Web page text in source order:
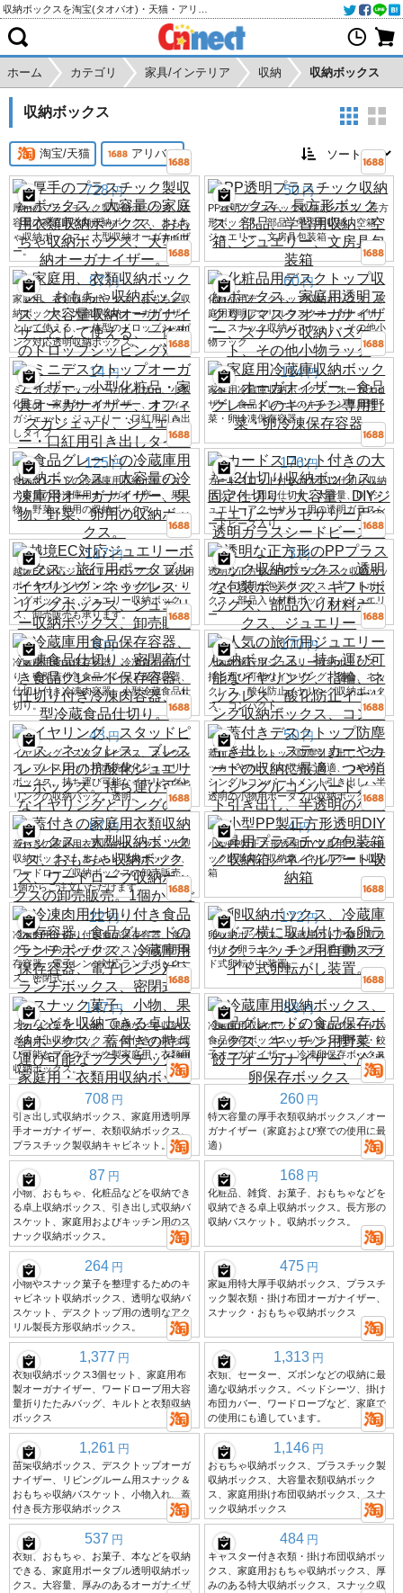
ホーム カテゴリ 家具/インテリア 収納 収納ボックス
収納ボックス
淘宝/天猫 アリババ
728 円
厚手のプラスチック製収納ボックス、大
容量の家庭用衣類収納ボックス、おもち
ゃ収納ボックス、大型収納オーガナイザ
ー。
50 円
PP透明プラスチック収納ボックス、長方
形ボックス、部品、学習用収納、空箱、
ジュエリー、文房具包装箱
87 円
家庭用、衣類収納ボックス、おもちゃ収
納ボックス、大容量収納オーガナイザー
として使える、一体型のドロップシッピ
ング対応透明収納ボックス。
60 円
化粧品用デスクトップ収納ボックス、家
庭用透明アクリルマスクオーガナイザ
ー、スナック収納バスケット、その他小
物ラック
14 円
ミニデスクトップオーガナイザー、小型
化粧品・家具オーガナイザー、オフィス
ガジェット、ジュエリー・口紅用引き出
しタイプ
114 円
家庭用冷蔵庫収納ボックス、オーガナイ
ザー、食品グレードのキッチン専用野
菜・卵冷凍保存容器
125 円
食品グレードの冷蔵庫用収納ボックス、
大容量の冷凍庫用オーガナイザー、果
物、野菜、卵用の収納ボックス。
176 円
カードスロット付きの大型12仕切り収納
ボックス。固定仕切り、大容量、DIYジ
ュエリーアクセサリー用の透明ガラスシ
ードビーズ入り。
117 円
越境EC対応ジュエリーボックス、旅行用
ポータブルイヤリング・ネックレス・リ
ングボックス、ジュエリー収納ボック
ス、卸売販売も承ります。
3 円
透明な正方形のPPプラスチック収納ボッ
クス、透明な包装ボックス、ギフトボッ
クス、部品入り材料ボックス、ジュエリ
ー
6 円
冷蔵庫用食品保存容器、冷凍食品仕切
り、密閉蓋付き食品グレード保存容器、
仕切り付き冷凍肉容器、小型冷蔵食品仕
切り。
170 円
人気の旅行用ジュエリー収納ボックス、
持ち運び可能なイヤリング、指輪、ネッ
クレス、酸化防止イヤリング収納ボック
ス、コンパクト。
43 円
イヤリング、スタッドピアス、ネックレ
ス、ブレスレット用の抗酸化ジュエリー
ボックス。持ち運び可能なイヤリングと
リングの収納バッグ。透明。
50 円
蓋付きデスクトップ防塵引き出し、ステ
ッカーやカードの収納に最適、つや消し
シングルコンパートメント引き出し、半
透明の小物用ポータブル収納ボックス
87 円
蓋付きの家庭用衣類収納ボックス、大型
収納ボックス、おもちゃ収納ボックス、
ワードローブ収納ボックスの卸売販売。
1個からご注文いただけます。
4 円
小型PP製正方形透明DIY文具用プラスチ
ック包装箱／収納箱／ネイルアート収納
箱
22 円
冷凍肉用仕切り付き食品保存容器、食品
グレードのランチボックス、冷蔵庫用保
存容器、電子レンジ対応ランチボック
ス、密閉式。
172 円
卵収納ボックス、冷蔵庫のドア横に取り
付ける卵ラック、キッチン用自動スライ
ド式卵転がし装置。
147 円
スナック菓子、小物、果物などを収納で
きる卓上収納ボックス。蓋付きの持ち運
び可能なプラスチック製家庭用・衣類用
収納ボックス。
88 円
冷蔵庫用収納ボックス、食品グレードの
食品保存ボックス、キッチン用野菜・餃
子オーガナイザー、冷凍卵保存ボックス
708 円
引き出し式収納ボックス、家庭用透明厚
手オーガナイザー、衣類収納ボックス、
プラスチック製収納キャビネット。
260 円
特大容量の厚手衣類収納ボックス／オー
ガナイザー（家庭および寮での使用に最
適）
87 円
小物、おもちゃ、化粧品などを収納でき
る卓上収納ボックス、引き出し式収納バ
スケット、家庭用およびキッチン用のス
ナック収納ボックス。
168 円
化粧品、雑貨、お菓子、おもちゃなどを
収納できる卓上収納ボックス。長方形の
収納バスケット。収納ボックス。
264 円
小物やスナック菓子を整理するためのキ
ャビネット収納ボックス、透明な収納バ
スケット、デスクトップ用の透明なアク
リル製長方形収納ボックス。
475 円
家庭用特大厚手収納ボックス、プラスチ
ック製衣類・掛け布団オーガナイザー、
スナック・おもちゃ収納ボックス
1,377 円
衣類収納ボックス3個セット、家庭用布
製オーガナイザー、ワードローブ用大容
量折りたたみバッグ、キルトと衣類収納
ボックス
1,313 円
衣類、セーター、ズボンなどの収納に最
適な収納ボックス。ベッドシーツ、掛け
布団カバー、ワードローブなど、家庭で
の使用にも適しています。
1,261 円
苗栗収納ボックス、デスクトップオーガ
ナイザー、リビングルーム用スナック＆
おもちゃ収納バスケット、小物入れ、蓋
付き長方形収納ボックス
1,146 円
おもちゃ収納ボックス、プラスチック製
収納ボックス、大容量衣類収納ボック
ス、家庭用掛け布団収納ボックス、スナ
ック収納ボックス
537 円
衣類、おもちゃ、お菓子、本などを収納
できる、家庭用ポータブル透明収納ボッ
クス。大容量、厚みのあるオーガナイザ
484 円
キャスター付き衣類・掛け布団収納ボッ
クス、家庭用おもちゃ収納ボックス、厚
みのある特大収納ボックス、スナック収